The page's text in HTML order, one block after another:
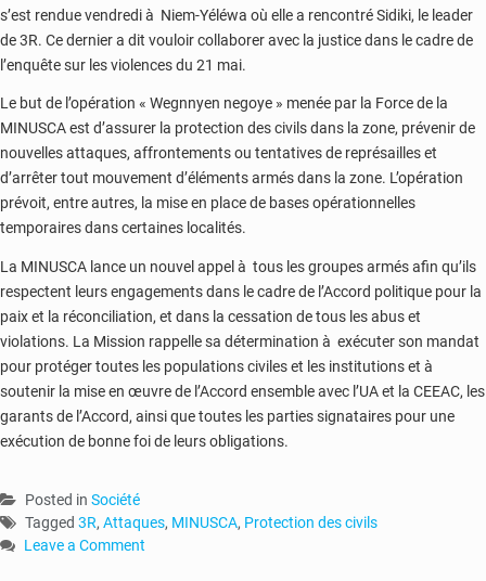
s’est rendue vendredi à Niem-Yéléwa où elle a rencontré Sidiki, le leader
de 3R. Ce dernier a dit vouloir collaborer avec la justice dans le cadre de
l’enquête sur les violences du 21 mai.
Le but de l’opération « Wegnnyen negoye » menée par la Force de la
MINUSCA est d’assurer la protection des civils dans la zone, prévenir de
nouvelles attaques, affrontements ou tentatives de représailles et
d’arrêter tout mouvement d’éléments armés dans la zone. L’opération
prévoit, entre autres, la mise en place de bases opérationnelles
temporaires dans certaines localités.
La MINUSCA lance un nouvel appel à tous les groupes armés afin qu’ils
respectent leurs engagements dans le cadre de l’Accord politique pour la
paix et la réconciliation, et dans la cessation de tous les abus et
violations. La Mission rappelle sa détermination à exécuter son mandat
pour protéger toutes les populations civiles et les institutions et à
soutenir la mise en œuvre de l’Accord ensemble avec l’UA et la CEEAC, les
garants de l’Accord, ainsi que toutes les parties signataires pour une
exécution de bonne foi de leurs obligations.
Posted in Société
Tagged 3R, Attaques, MINUSCA, Protection des civils
Leave a Comment